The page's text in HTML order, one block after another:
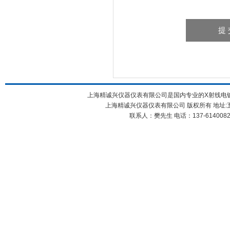
上海精诚兴仪器仪表有限公司是国内专业的X射线
上海精诚兴仪器仪表有限公司 版权所有 地
联系人：樊先生 电话：137-